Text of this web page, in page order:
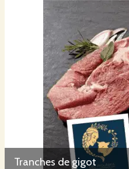
Tranches de gigot